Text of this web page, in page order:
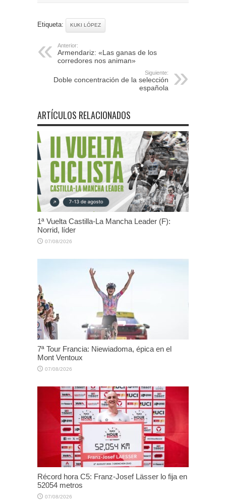
Etiqueta: KUKI LÓPEZ
Anterior:
Armendariz: «Las ganas de los
corredores nos animan»
Siguiente:
Doble concentración de la selección
española
ARTÍCULOS RELACIONADOS
1ª Vuelta Castilla-La Mancha Leader (F):
Norrid, líder
07/08/2026
7ª Tour Francia: Niewiadoma, épica en el
Mont Ventoux
07/08/2026
Récord hora C5: Franz-Josef Lässer lo fija en
52054 metros
07/08/2026